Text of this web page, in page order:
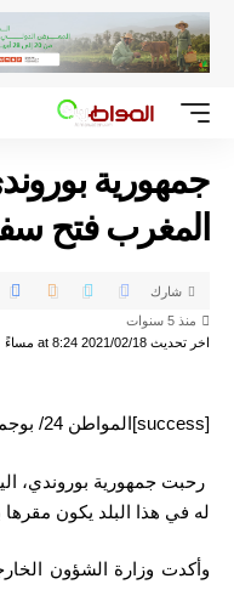
جمهورية
المغرب فتح
اخر تحديث 2021/02/18 at 8:24 مساءً
منذ 5 سنوات
شارك
[success]المواطن 24/ بوجمبورا[/success]
رحبت جمهورية بوروندي،
له في هذا البلد يكون مقرها
وأكدت وزارة الشؤون